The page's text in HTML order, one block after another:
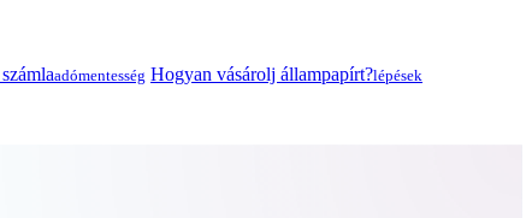
adómentesség Hogyan vásárolj állampapírt?lépések